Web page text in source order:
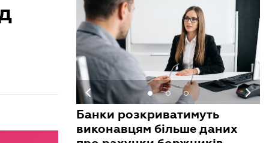
Банки розкриватимуть
виконавцям більше даних